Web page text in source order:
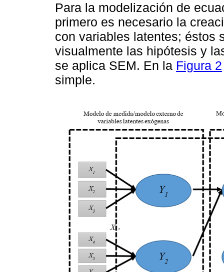
Para la modelización de
primero es necesario la
con variables latentes; éstos
visualmente las hipótesis y
se aplica SEM. En la Figura 2
simple.